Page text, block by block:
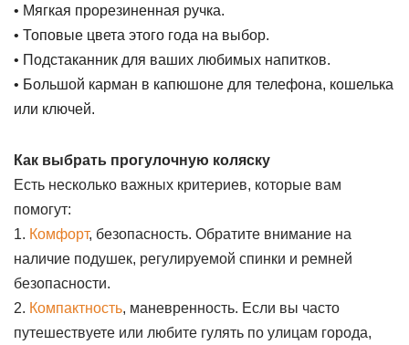
• Мягкая прорезиненная ручка.
• Топовые цвета этого года на выбор.
• Подстаканник для ваших любимых напитков.
• Большой карман в капюшоне для телефона, кошелька
или ключей.
Как выбрать прогулочную коляску
Есть несколько важных критериев, которые вам
помогут:
1. Комфорт, безопасность. Обратите внимание на
наличие подушек, регулируемой спинки и ремней
безопасности.
2. Компактность, маневренность. Если вы часто
путешествуете или любите гулять по улицам города,